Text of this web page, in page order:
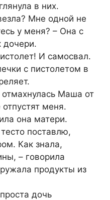
в них.
Мне одной не
у меня? – Она с
дочери.
И самосвал.
с пистолетом в
Маша от
меня.
она матери.
поставлю,
Как знала,
– говорила
продукты из
дочь